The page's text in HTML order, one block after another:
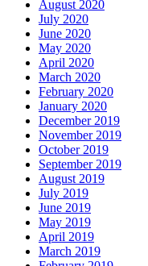
August 2020
July 2020
June 2020
May 2020
April 2020
March 2020
February 2020
January 2020
December 2019
November 2019
October 2019
September 2019
August 2019
July 2019
June 2019
May 2019
April 2019
March 2019